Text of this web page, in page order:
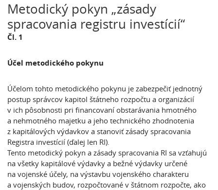
Metodický pokyn „zásady
spracovania registru investícií“
Čl. 1
Účel metodického pokynu
Účelom tohto metodického pokynu je zabezpečiť jednotný
postup správcov kapitol štátneho rozpočtu a organizácií
v ich pôsobnosti pri financovaní obstarávania hmotného
a nehmotného majetku a jeho technického zhodnotenia
z kapitálových výdavkov a stanoviť zásady spracovania
Registra investícií (ďalej len RI).
Tento metodický pokyn a zásady spracovania RI sa vzťahujú
na všetky kapitálové výdavky a bežné výdavky určené
na vojenské účely, na výstavbu vojenského charakteru
a vojenských budov, rozpočtované v štátnom rozpočte, ako